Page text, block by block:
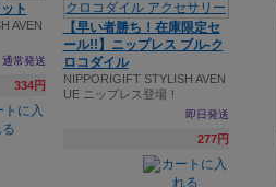
ト
AVEN
通常発送
334円
【早い者勝ち！在庫限定セ
ール!!】ニップレス ブル-ク
ロコダイル
NIPPORIGIFT STYLISH AVEN
UE ニップレス登場！
即日発送
277円